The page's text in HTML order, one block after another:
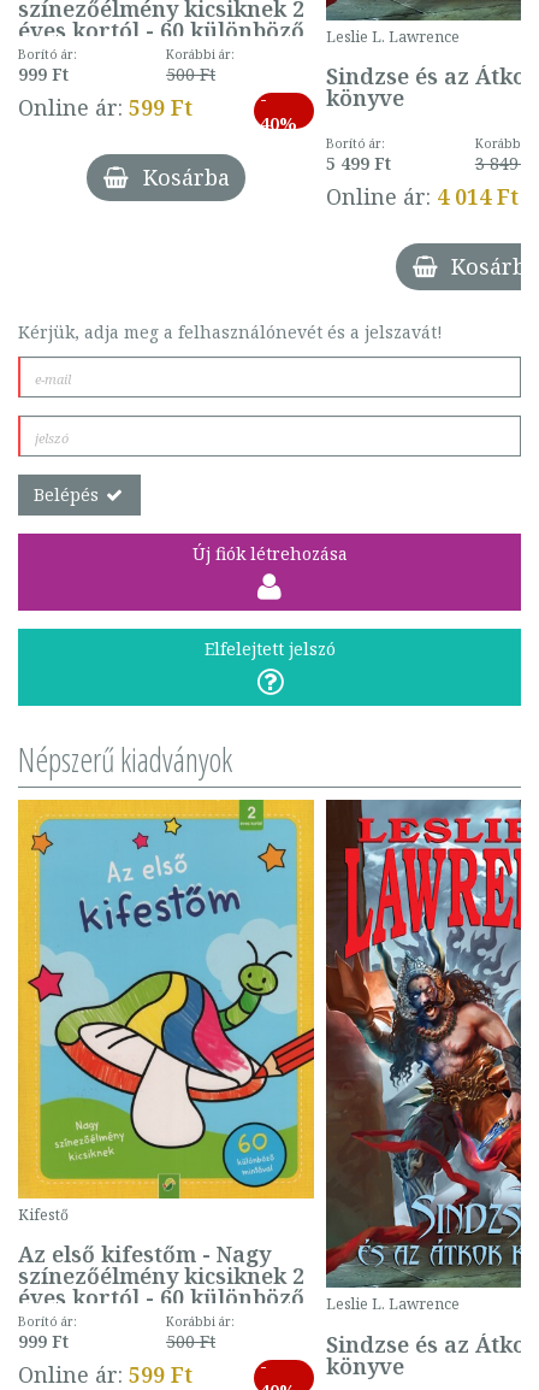
színezőélmény kicsiknek 2
éves kortól - 60 különböző
mintával (gombás)
Borító ár:
999 Ft
Korábbi ár:
500 Ft
Online ár: 599 Ft
-
40%
Kosárba
Leslie L. Lawrence
Sindzse és az Átkok
könyve
Borító ár:
5 499 Ft
Korábbi
3 849 Ft
Online ár: 4 014 Ft
Kosárba
Kérjük, adja meg a felhasználónevét és a jelszavát!
Belépés
Új fiók létrehozása
Elfelejtett jelszó
Népszerű kiadványok
Kifestő
Az első kifestőm - Nagy
színezőélmény kicsiknek 2
éves kortól - 60 különböző
mintával (gombás)
Borító ár:
999 Ft
Korábbi ár:
500 Ft
Online ár: 599 Ft
-
Leslie L. Lawrence
Sindzse és az Átkok
könyve